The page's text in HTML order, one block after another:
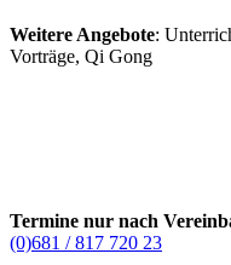
Weitere Angebote:
Vorträge, Qi Gong
Termine nur nach
(0)681 / 817 720 23